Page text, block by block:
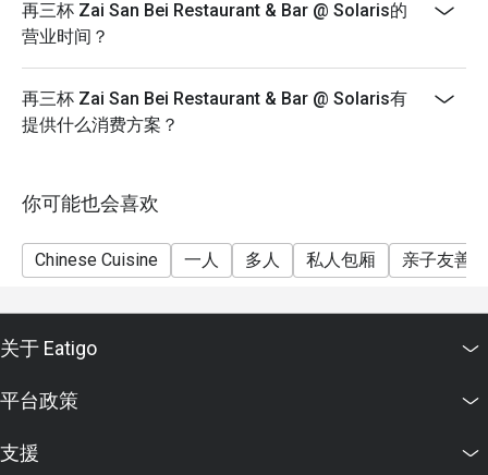
再三杯 Zai San Bei Restaurant & Bar @ Solaris的
营业时间？
再三杯 Zai San Bei Restaurant & Bar @ Solaris有
提供什么消费方案？
你可能也会喜欢
Chinese Cuisine 一人 多人 私人包厢 亲子友善
关于 Eatigo
平台政策
支援